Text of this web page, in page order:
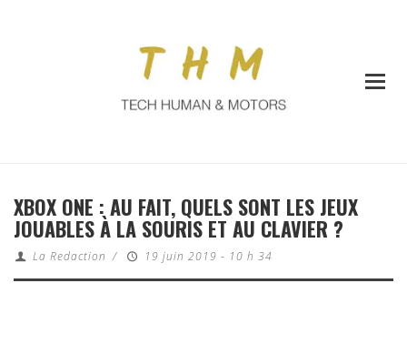
XBOX ONE : AU FAIT, QUELS SONT LES JEUX
JOUABLES À LA SOURIS ET AU CLAVIER ?
La Redaction / 19 juin 2019 - 10 h 34